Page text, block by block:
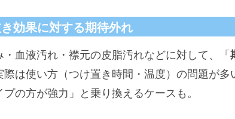
効果に対する期待外れ
・血液汚れ・襟元の皮脂汚れなどに対して、「
際は使い方（つけ置き時間・温度）の問題が
の方が強力」と乗り換えるケースも。